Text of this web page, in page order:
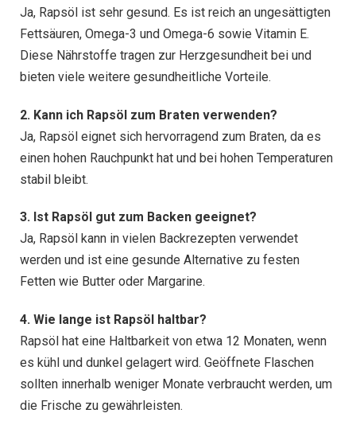
Ja, Rapsöl ist sehr gesund. Es ist reich an ungesättigten
Fettsäuren, Omega-3 und Omega-6 sowie Vitamin E.
Diese Nährstoffe tragen zur Herzgesundheit bei und
bieten viele weitere gesundheitliche Vorteile.
2. Kann ich Rapsöl zum Braten verwenden?
Ja, Rapsöl eignet sich hervorragend zum Braten, da es
einen hohen Rauchpunkt hat und bei hohen Temperaturen
stabil bleibt.
3. Ist Rapsöl gut zum Backen geeignet?
Ja, Rapsöl kann in vielen Backrezepten verwendet
werden und ist eine gesunde Alternative zu festen
Fetten wie Butter oder Margarine.
4. Wie lange ist Rapsöl haltbar?
Rapsöl hat eine Haltbarkeit von etwa 12 Monaten, wenn
es kühl und dunkel gelagert wird. Geöffnete Flaschen
sollten innerhalb weniger Monate verbraucht werden, um
die Frische zu gewährleisten.